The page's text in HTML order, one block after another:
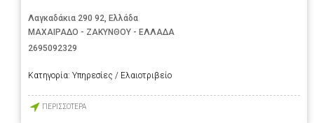
Λαγκαδάκια 290 92, Ελλάδα
ΜΑΧΑΙΡΑΔΟ - ΖΑΚΥΝΘΟΥ - ΕΛΛΑΔΑ
2695092329
Κατηγορία: Υπηρεσίες / Ελαιοτριβείο
ΠΕΡΙΣΣΟΤΕΡΑ